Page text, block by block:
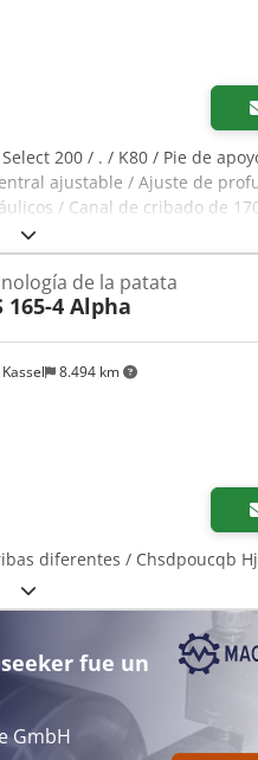
200 / . / K80 / Pie de
ajustable / Ajuste de
/ Canal de cribado de
Chsdpfjtgtm Rox Acbja
8.494 km
de la patata
165-4 Alpha
diferentes / Chsdpoucqb
fue un
GmbH